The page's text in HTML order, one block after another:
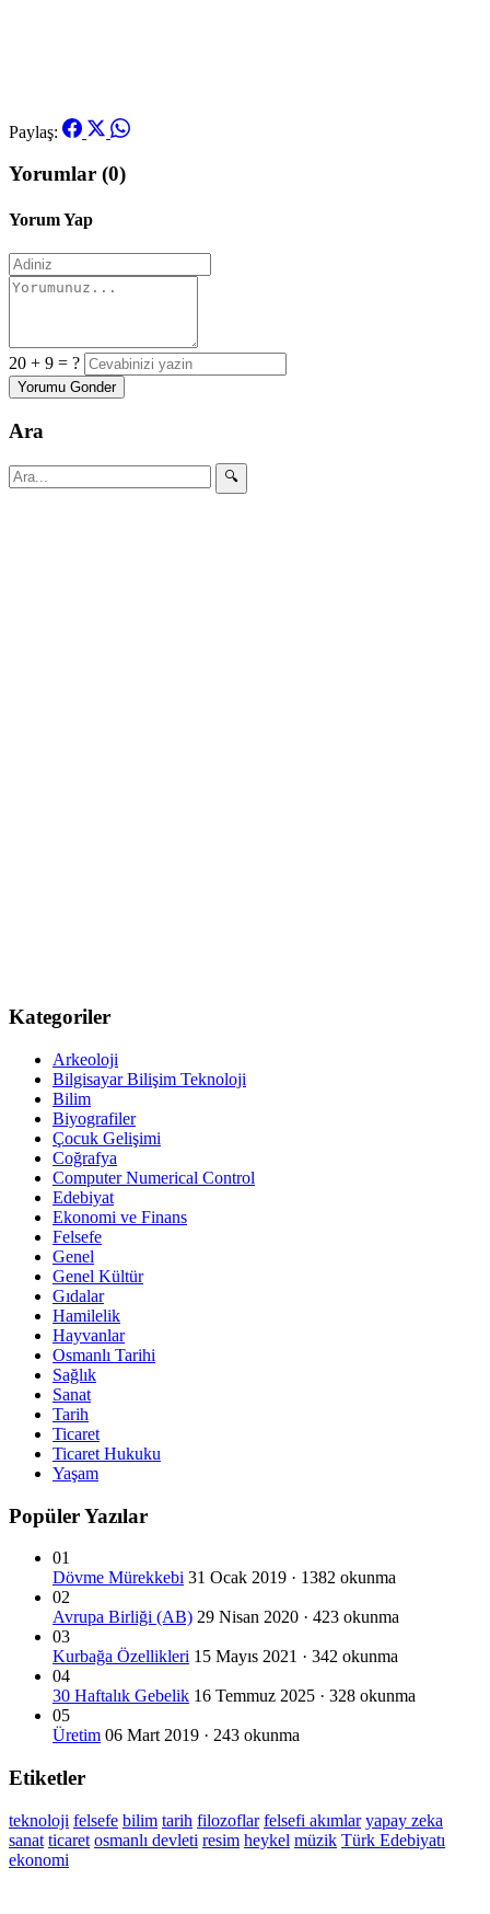
Paylaş:
Yorumlar (0)
Yorum Yap
20 + 9 = ?
Yorumu Gonder
Ara
🔍
Kategoriler
Arkeoloji
Bilgisayar Bilişim Teknoloji
Bilim
Biyografiler
Çocuk Gelişimi
Coğrafya
Computer Numerical Control
Edebiyat
Ekonomi ve Finans
Felsefe
Genel
Genel Kültür
Gıdalar
Hamilelik
Hayvanlar
Osmanlı Tarihi
Sağlık
Sanat
Tarih
Ticaret
Ticaret Hukuku
Yaşam
Popüler Yazılar
01
Dövme Mürekkebi 31 Ocak 2019 · 1382 okunma
02
Avrupa Birliği (AB) 29 Nisan 2020 · 423 okunma
03
Kurbağa Özellikleri 15 Mayıs 2021 · 342 okunma
04
30 Haftalık Gebelik 16 Temmuz 2025 · 328 okunma
05
Üretim 06 Mart 2019 · 243 okunma
Etiketler
teknoloji felsefe bilim tarih filozoflar felsefi akımlar yapay zeka
sanat ticaret osmanlı devleti resim heykel müzik Türk Edebiyatı
ekonomi